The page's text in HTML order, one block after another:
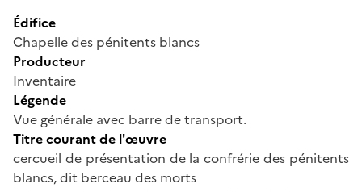
Édifice
Chapelle des pénitents blancs
Producteur
Inventaire
Légende
Vue générale avec barre de transport.
Titre courant de l'œuvre
cercueil de présentation de la confrérie des pénitents
blancs, dit berceau des morts